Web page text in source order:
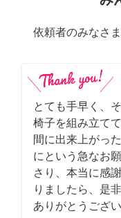
依頼者のみなさ
とても手早く、
椅子を組み立て
間に出来上がっ
にという急なお
さり、本当に感
りましたら、是
ありがとうござい